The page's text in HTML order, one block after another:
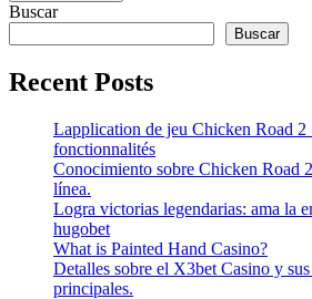
Buscar
Buscar
Recent Posts
Lapplication de jeu Chicken Road 2
fonctionnalités
Conocimiento sobre Chicken Road
línea.
Logra victorias legendarias: ama la
hugobet
What is Painted Hand Casino?
Detalles sobre el X3bet Casino y
principales.